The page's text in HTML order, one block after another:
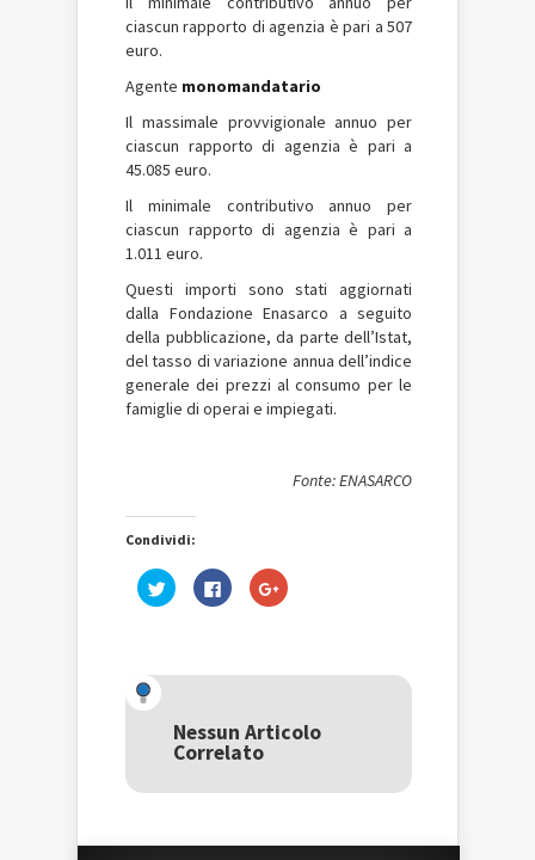
ciascun rapporto di agenzia è pari a 507
euro.
Agente monomandatario
Il massimale provvigionale annuo per
ciascun rapporto di agenzia è pari a
45.085 euro.
Il minimale contributivo annuo per
ciascun rapporto di agenzia è pari a
1.011 euro.
Questi importi sono stati aggiornati
dalla Fondazione Enasarco a seguito
della pubblicazione, da parte dell’Istat,
del tasso di variazione annua dell’indice
generale dei prezzi al consumo per le
famiglie di operai e impiegati.
Fonte: ENASARCO
Condividi:
Fai
clic
una
nuova
finestra)
Fai
clic
nuova
finestra)
Fai
clic
una
nuova
Nessun Articolo
Correlato